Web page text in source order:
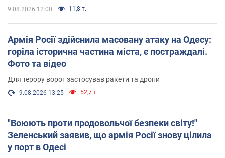
9.08.2026 12:00 11,8 т.
Армія Росії здійснила масовану атаку на Одесу:
горіла історична частина міста, є постраждалі.
Фото та відео
Для терору ворог застосував ракети та дрони
9.08.2026 13:25 52,7 т.
"Воюють проти продовольчої безпеки світу!"
Зеленський заявив, що армія Росії знову цілила
у порт в Одесі